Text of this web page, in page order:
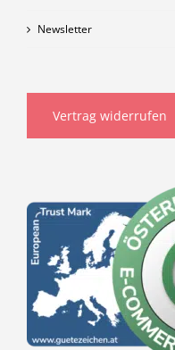
Newsletter
Vertrag widerrufen